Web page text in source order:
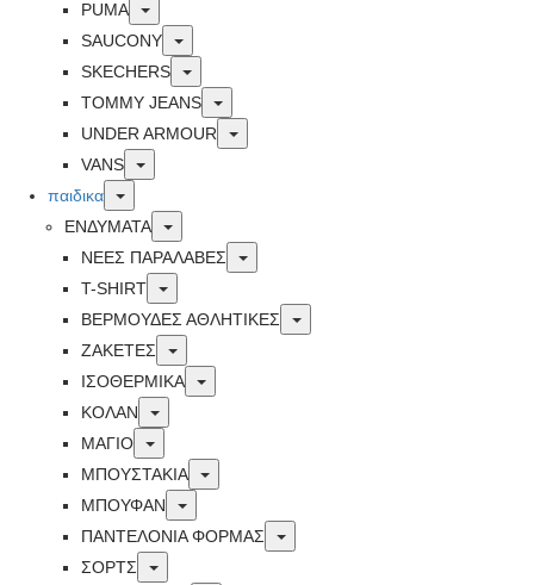
PUMA
Toggle
SAUCONY
Toggle
SKECHERS
Toggle
TOMMY JEANS
Toggle
UNDER ARMOUR
Toggle
VANS
Toggle
παιδικα
Toggle
ΕΝΔΥΜΑΤΑ
Toggle
ΝΕΕΣ ΠΑΡΑΛΑΒΕΣ
Toggle
T-SHIRT
Toggle
ΒΕΡΜΟΥΔΕΣ ΑΘΛΗΤΙΚΕΣ
Toggle
ΖΑΚΕΤΕΣ
Toggle
ΙΣΟΘΕΡΜΙΚΑ
Toggle
ΚΟΛΑΝ
Toggle
ΜΑΓΙΟ
Toggle
ΜΠΟΥΣΤΑΚΙΑ
Toggle
ΜΠΟΥΦΑΝ
Toggle
ΠΑΝΤΕΛΟΝΙΑ ΦΟΡΜΑΣ
Toggle
ΣΟΡΤΣ
Toggle